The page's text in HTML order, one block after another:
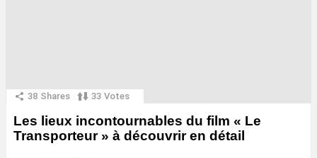
38 Shares 33 Votes
Les lieux incontournables du film « Le
Transporteur » à découvrir en détail